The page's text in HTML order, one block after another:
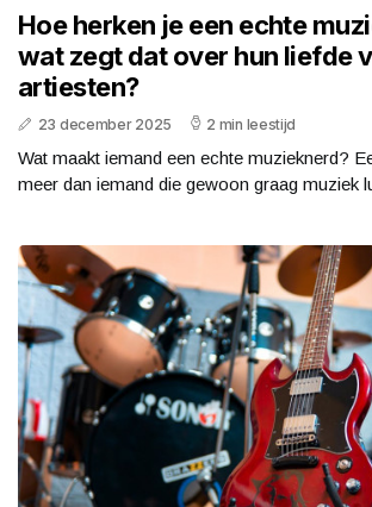
Hoe herken je een echte
wat zegt dat over hun liefde
artiesten?
23 december 2025 2 min leestijd
Wat maakt iemand een echte muzieknerd?
meer dan iemand die gewoon graag muziek